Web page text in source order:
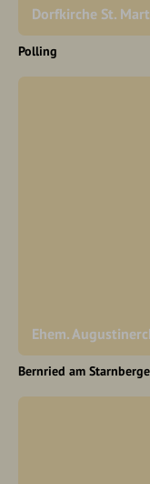
Dorfkirche St.
Polling
Ehem.
Bernried am